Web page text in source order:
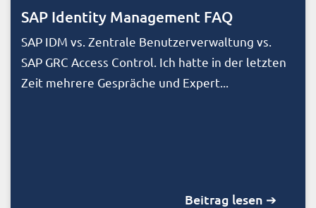
SAP Identity Management FAQ
SAP IDM vs. Zentrale Benutzerverwaltung vs.
SAP GRC Access Control. Ich hatte in der letzten
Zeit mehrere Gespräche und Expert...
Beitrag lesen ➔